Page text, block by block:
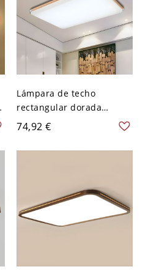
Lámpara de techo
rectangular dorada
minimalista de metal con
luz LED de montaje
empotrado de 25,5" de
74,92 €